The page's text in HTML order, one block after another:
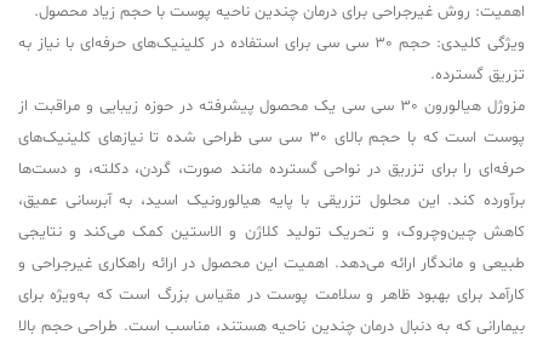
اهمیت: روش غیرجراحی برای درمان چندین ناحیه پوست با حجم زیاد محصول.
ویژگی کلیدی: حجم 30 سی سی برای استفاده در کلینیک‌های حرفه‌ای با نیاز به
تزریق گسترده.
مزوژل هیالورون 30 سی سی یک محصول پیشرفته در حوزه زیبایی و مراقبت از
پوست است که با حجم بالای 30 سی سی طراحی شده تا نیازهای کلینیک‌های
حرفه‌ای را برای تزریق در نواحی گسترده مانند صورت، گردن، دکلته، و دست‌ها
برآورده کند. این محلول تزریقی با پایه هیالورونیک اسید، به آبرسانی عمیق،
کاهش چین‌وچروک، و تحریک تولید کلاژن و الاستین کمک می‌کند و نتایجی
طبیعی و ماندگار ارائه می‌دهد. اهمیت این محصول در ارائه راهکاری غیرجراحی و
کارآمد برای بهبود ظاهر و سلامت پوست در مقیاس بزرگ است که به‌ویژه برای
بیمارانی که به دنبال درمان چندین ناحیه هستند، مناسب است. طراحی حجم بالا